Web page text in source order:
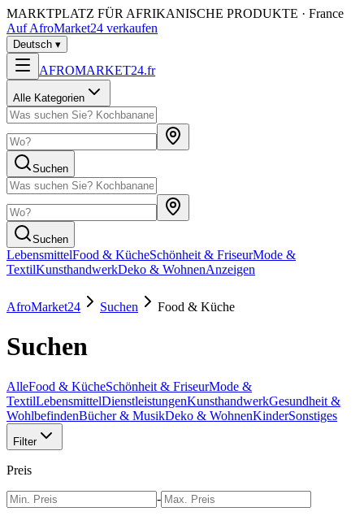
MARKTPLATZ FÜR AFRIKANISCHE PRODUKTE · France
Auf AfroMarket24 verkaufen
Deutsch ▾
AFROMARKET24.fr
Alle Kategorien
Suchen
Suchen
LebensmittelFood & KücheSchönheit & FriseurMode &
TextilKunsthandwerkDeko & WohnenAnzeigen
AfroMarket24 Suchen Food & Küche
Suchen
AlleFood & KücheSchönheit & FriseurMode &
TextilLebensmittelDienstleistungenKunsthandwerkGesundheit &
WohlbefindenBücher & MusikDeko & WohnenKinderSonstiges
Filter
Preis
-